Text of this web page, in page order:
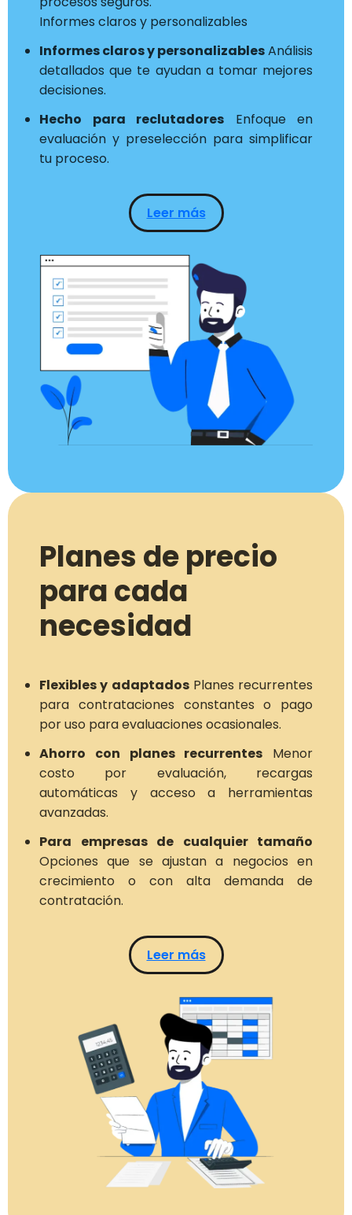
Informes claros y personalizables
Informes claros y personalizablesAnálisis
detallados que te ayudan a tomar mejores
decisiones.
Hecho para reclutadores Enfoque en
evaluación y preselección para simplificar
tu proceso.
Leer más
Planes de precio
para cada
necesidad
Flexibles y adaptadosPlanes recurrentes
para contrataciones constantes o pago
por uso para evaluaciones ocasionales.
Ahorro con planes recurrentes Menor
costo por evaluación, recargas
automáticas y acceso a herramientas
avanzadas.
Para empresas de cualquier tamaño
Opciones que se ajustan a negocios en
crecimiento o con alta demanda de
contratación.
Leer más